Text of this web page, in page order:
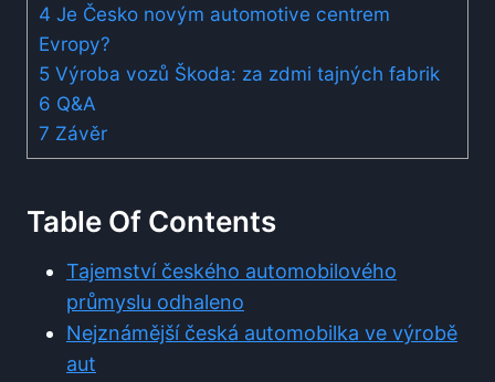
4 Je Česko novým automotive centrem
Evropy?
5 Výroba vozů Škoda: za zdmi tajných fabrik
6 Q&A
7 Závěr
Table Of Contents
Tajemství českého automobilového
průmyslu odhaleno
Nejznámější česká automobilka ve výrobě
aut